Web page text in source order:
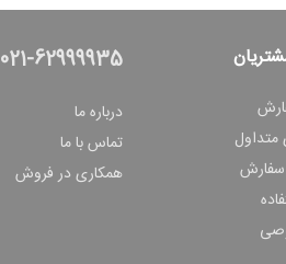
سفارش
021-62999935
درباره ما
تماس با ما
همکاری در فروش